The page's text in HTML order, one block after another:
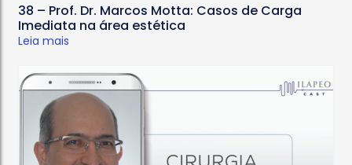
38 – Prof. Dr. Marcos Motta: Casos de Carga
Imediata na área estética
Leia mais